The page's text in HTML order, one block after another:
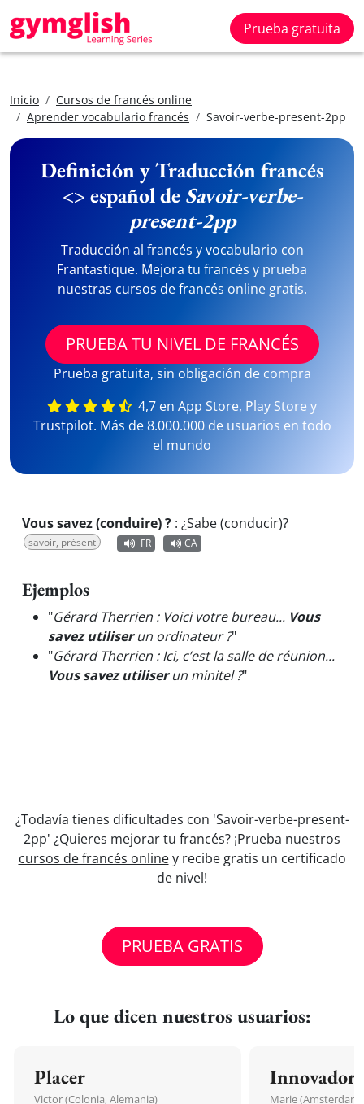
Prueba gratuita
Inicio
Cursos de francés online
Aprender vocabulario francés
Savoir-verbe-present-2pp
Definición y Traducción francés
<> español de Savoir-verbe-
present-2pp
Traducción al francés y vocabulario con
Frantastique. Mejora tu francés y prueba
nuestras cursos de francés onlinegratis.
PRUEBA TU NIVEL DE FRANCÉS
Prueba gratuita, sin obligación de compra
4,7 en App Store, Play Store y
Trustpilot. Más de 8.000.000 de usuarios en todo
el mundo
Vous savez (conduire) ? : ¿Sabe (conducir)?
savoir, présent FR CA
Ejemplos
"Gérard Therrien : Voici votre bureau... Vous
savez utiliserun ordinateur ?"
"Gérard Therrien : Ici, c’est la salle de réunion...
Vous savez utiliserun minitel ?"
¿Todavía tienes dificultades con 'Savoir-verbe-present-
2pp' ¿Quieres mejorar tu francés? ¡Prueba nuestros
cursos de francés onliney recibe gratis un certificado
de nivel!
PRUEBA GRATIS
Lo que dicen nuestros usuarios:
Placer
Victor (Colonia, Alemania)
Innovador
Marie (Amsterdam,